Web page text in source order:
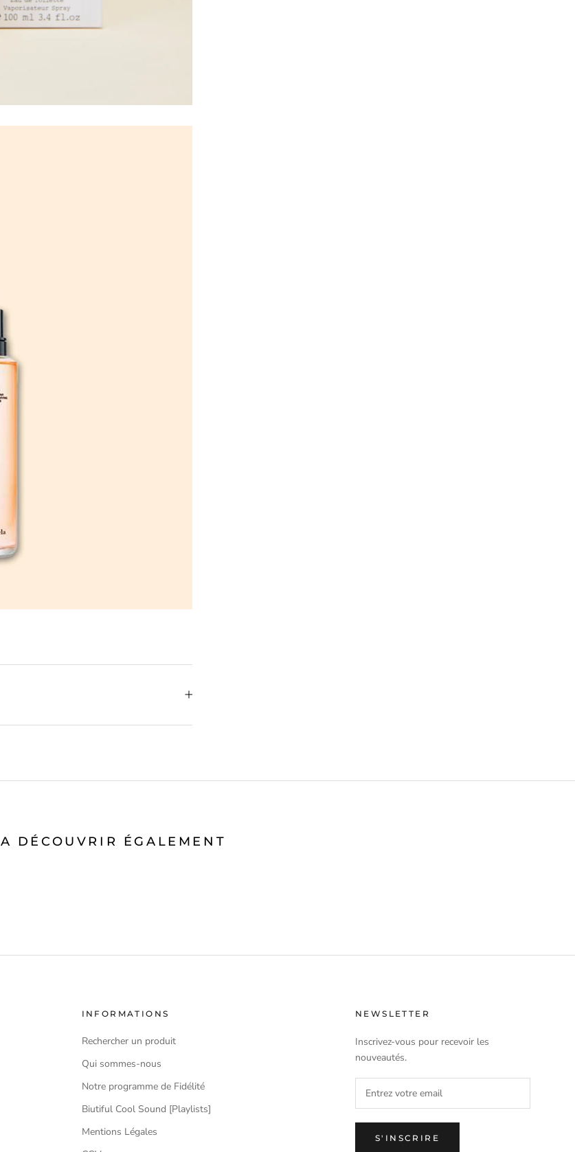
A DÉCOUVRIR ÉGALEMENT
INFORMATIONS
Rechercher un produit
Qui sommes-nous
Notre programme de Fidélité
Biutiful Cool Sound [Playlists]
Mentions Légales
NEWSLETTER
Inscrivez-vous pour recevoir les
nouveautés.
S'INSCRIRE